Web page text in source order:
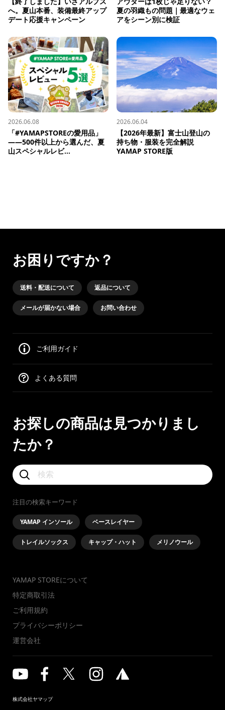
へ。夏山本番、装備最終アップ
デート応援キャンペーン
夏の羽織もの問題｜最適なウェ
アをシーン別に検証
2026.06.08
「#YAMAPSTOREの愛用品」
——500件以上から選んだ、夏
山スペシャルレビ...
2026.06.04
【2026年最新】富士山登山の
持ち物・服装を完全解説
YAMAP STORE版
お困りですか？
送料・配送について 返品について
メールが届かない場合 お問い合わせ
ご利用ガイド
よくある質問
お探しの商品は見つかりまし
たか？
注目の検索キーワード
YAMAP インソール ベースレイヤー
トレイルソックス キャップ・ハット メリノウール
YAMAP STOREについて
特定商取引法
ご利用規約
プライバシーポリシー
運営会社
株式会社ヤマップ